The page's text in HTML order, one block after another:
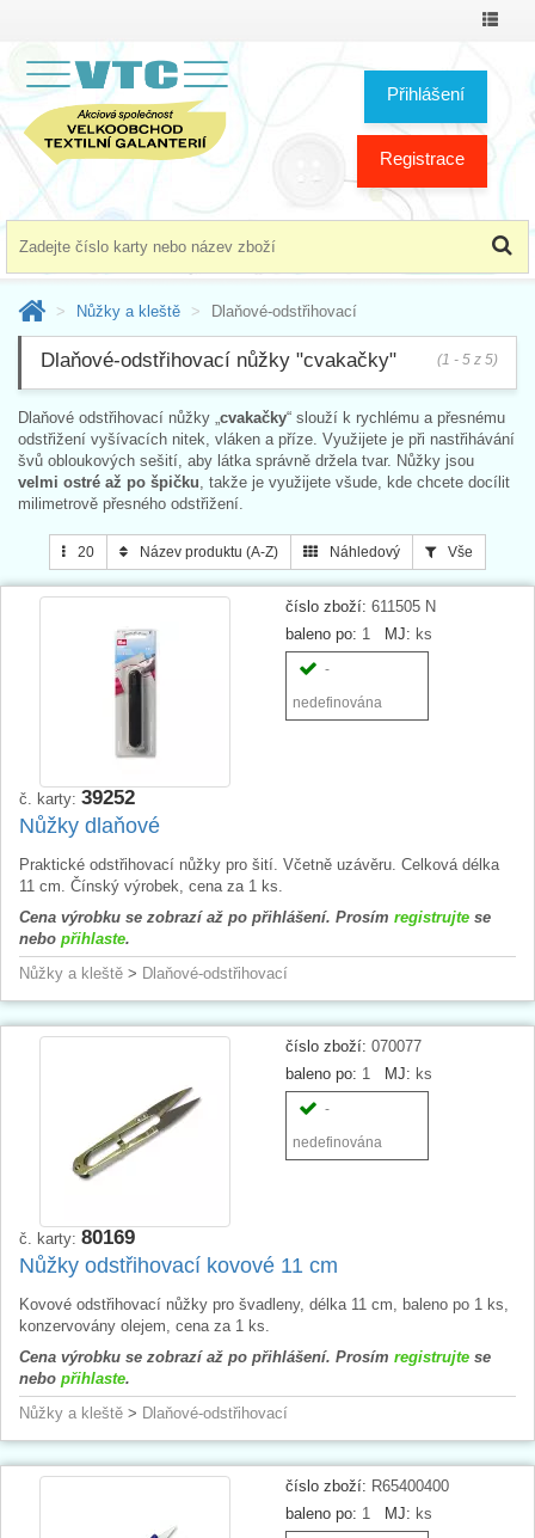
Přihlášení
Registrace
Nůžky a kleště Dlaňové-odstřihovací
Dlaňové-odstřihovací nůžky "cvakačky" (1 - 5 z 5)
Dlaňové odstřihovací nůžky „ cvakačky“ slouží k rychlému a přesnému
odstřižení vyšívacích nitek, vláken a příze. Využijete je při nastřihávání
švů obloukových sešití, aby látka správně držela tvar. Nůžky jsou
velmi ostré až po špičku , takže je využijete všude, kde chcete docílit
milimetrově přesného odstřižení.
20 Název produktu (A-Z) Náhledový Vše
číslo zboží: 611505 N
baleno po: 1 MJ: ks
-
nedefinována
č. karty: 39252
Nůžky dlaňové
Praktické odstřihovací nůžky pro šití. Včetně uzávěru. Celková délka
11 cm. Čínský výrobek, cena za 1 ks.
Cena výrobku se zobrazí až po přihlášení. Prosím registrujte se
nebo přihlaste.
Nůžky a kleště > Dlaňové-odstřihovací
číslo zboží: 070077
baleno po: 1 MJ: ks
-
nedefinována
č. karty: 80169
Nůžky odstřihovací kovové 11 cm
Kovové odstřihovací nůžky pro švadleny, délka 11 cm, baleno po 1 ks,
konzervovány olejem, cena za 1 ks.
Cena výrobku se zobrazí až po přihlášení. Prosím registrujte se
nebo přihlaste.
Nůžky a kleště > Dlaňové-odstřihovací
číslo zboží: R65400400
baleno po: 1 MJ: ks